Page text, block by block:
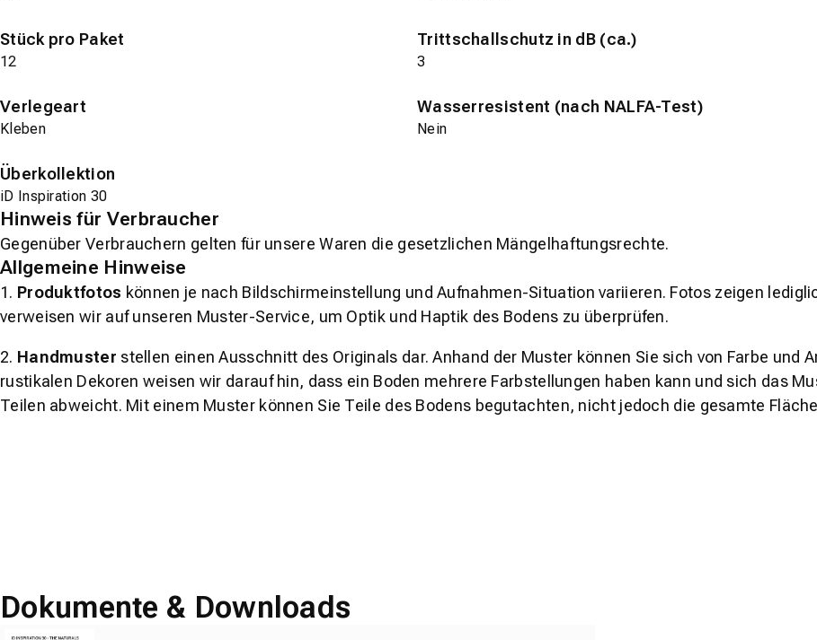
Stück pro Paket
12
Trittschallschutz in dB (ca.)
3
Verlegeart
Kleben
Wasserresistent (nach NALFA-Test)
Nein
Überkollektion
iD Inspiration 30
Hinweis für Verbraucher
Gegenüber Verbrauchern gelten für unsere Waren die gesetzlichen Mängelhaftungsrechte.
Allgemeine Hinweise
1. Produktfotos können je nach Bildschirmeinstellung und Aufnahmen-Situation variieren. Fotos zeigen
verweisen wir auf unseren Muster-Service, um Optik und Haptik des Bodens zu überprüfen.
2. Handmuster stellen einen Ausschnitt des Originals dar. Anhand der Muster können Sie sich von Farbe und
rustikalen Dekoren weisen wir darauf hin, dass ein Boden mehrere Farbstellungen haben kann und sich das
Teilen abweicht. Mit einem Muster können Sie Teile des Bodens begutachten, nicht jedoch die gesamte
Dokumente & Downloads